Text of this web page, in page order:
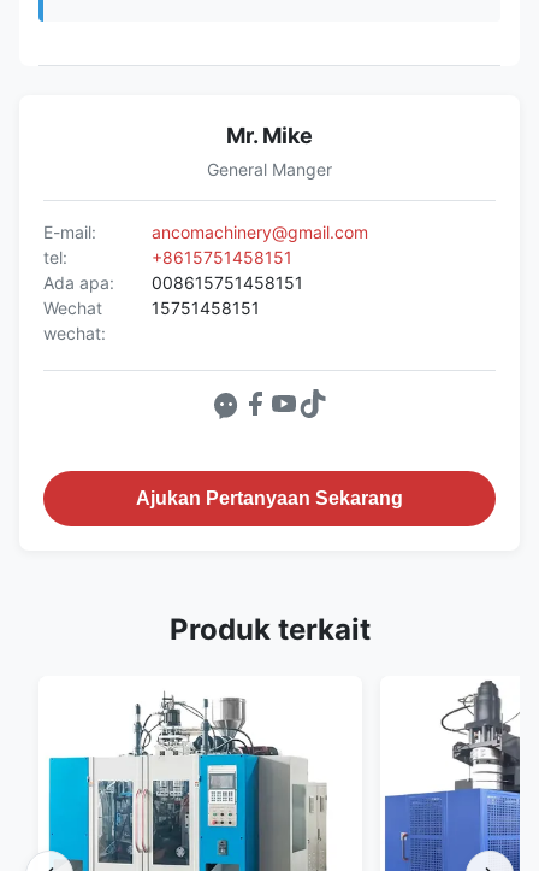
Mr. Mike
General Manger
E-mail:
ancomachinery@gmail.com
tel:
+8615751458151
Ada apa:
008615751458151
Wechat
wechat:
15751458151
Ajukan Pertanyaan Sekarang
Produk terkait